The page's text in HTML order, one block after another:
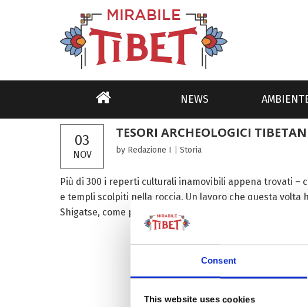
Consent
This website uses cookies
NEWS
03
NOV
TESORI ARCHEOLOGICI
by Redazione I Storia
Più di 300 i reperti culturali inamovibili appena trovati –
e templi scolpiti nella roccia. Un lavoro che questa
Shigatse, come parte del censimento che finora...